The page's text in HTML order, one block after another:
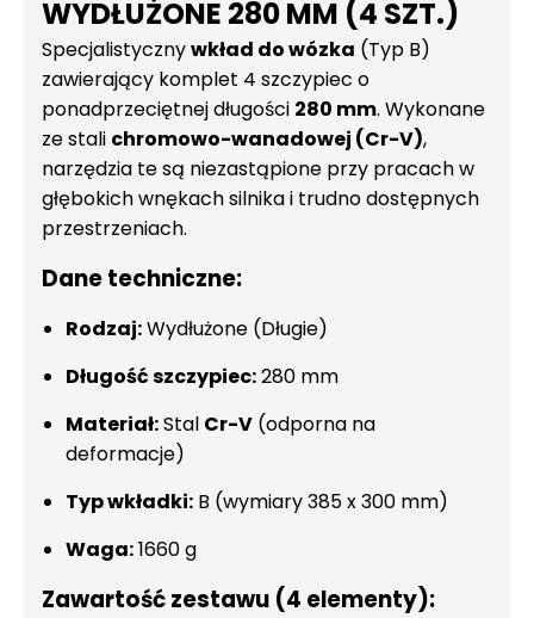
WYDŁUŻONE 280 MM (4 SZT.)
Specjalistycznywkład do wózka (Typ B)
zawierający komplet 4 szczypiec o
ponadprzeciętnej długości 280 mm. Wykonane
ze stali chromowo-wanadowej (Cr-V),
narzędzia te są niezastąpione przy pracach w
głębokich wnękach silnika i trudno dostępnych
przestrzeniach.
Dane techniczne:
Rodzaj:Wydłużone (Długie)
Długość szczypiec:280 mm
Materiał:Stal Cr-V (odporna na
deformacje)
Typ wkładki: B (wymiary 385 x 300 mm)
Waga:1660 g
Zawartość zestawu (4 elementy):